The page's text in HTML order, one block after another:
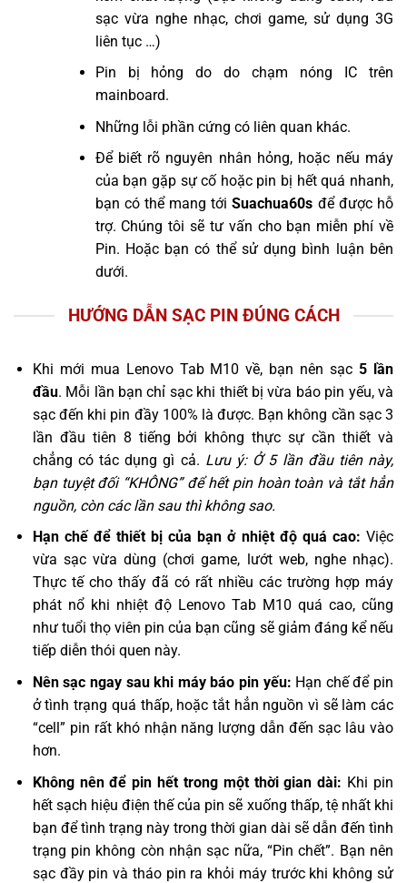
sạc vừa nghe nhạc, chơi game, sử dụng 3G
liên tục …)
Pin bị hỏng do do chạm nóng IC trên
mainboard.
Những lỗi phần cứng có liên quan khác.
Để biết rõ nguyên nhân hỏng, hoặc nếu máy
của bạn gặp sự cố hoặc pin bị hết quá nhanh,
bạn có thể mang tớiSuachua60s để được hỗ
trợ. Chúng tôi sẽ tư vấn cho bạn miễn phí về
Pin. Hoặc bạn có thể sử dụng bình luận bên
dưới.
HƯỚNG DẪN SẠC PIN ĐÚNG CÁCH
Khi mới mua Lenovo Tab M10 về, bạn nên sạc 5 lần
đầu. Mỗi lần bạn chỉ sạc khi thiết bị vừa báo pin yếu, và
sạc đến khi pin đầy 100% là được. Bạn không cần sạc 3
lần đầu tiên 8 tiếng bởi không thực sự cần thiết và
chẳng có tác dụng gì cả. Lưu ý: Ở 5 lần đầu tiên này,
bạn tuyệt đối “KHÔNG” để hết pin hoàn toàn và tắt hẳn
nguồn, còn các lần sau thì không sao.
Hạn chế để thiết bị của bạn ở nhiệt độ quá cao: Việc
vừa sạc vừa dùng (chơi game, lướt web, nghe nhạc).
Thực tế cho thấy đã có rất nhiều các trường hợp máy
phát nổ khi nhiệt độ Lenovo Tab M10 quá cao, cũng
như tuổi thọ viên pin của bạn cũng sẽ giảm đáng kể nếu
tiếp diễn thói quen này.
Nên sạc ngay sau khi máy báo pin yếu: Hạn chế để pin
ở tình trạng quá thấp, hoặc tắt hẳn nguồn vì sẽ làm các
“cell” pin rất khó nhận năng lượng dẫn đến sạc lâu vào
hơn.
Không nên để pin hết trong một thời gian dài: Khi pin
hết sạch hiệu điện thế của pin sẽ xuống thấp, tệ nhất khi
bạn để tình trạng này trong thời gian dài sẽ dẫn đến tình
trạng pin không còn nhận sạc nữa, “Pin chết”. Bạn nên
sạc đầy pin và tháo pin ra khỏi máy trước khi không sử